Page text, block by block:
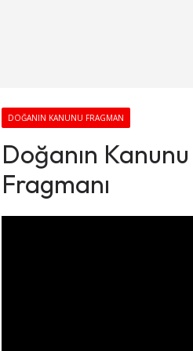
DOĞANIN KANUNU FRAGMAN
Doğanın
Fragmanı